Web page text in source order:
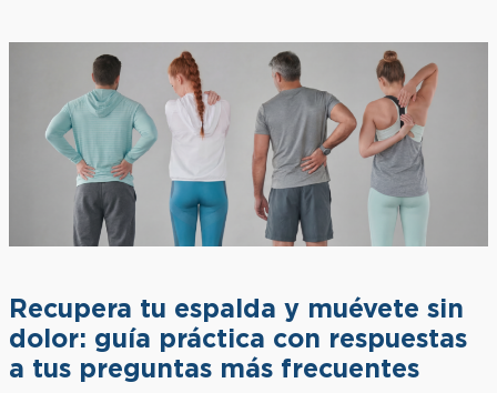
Recupera tu espalda y muévete sin
dolor: guía práctica con respuestas
a tus preguntas más frecuentes